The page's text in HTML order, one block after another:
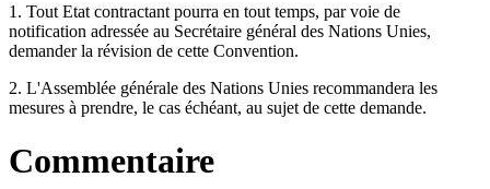
1. Tout Etat contractant pourra en tout temps, par voie de
notification adressée au Secrétaire général des Nations Unies,
demander la révision de cette Convention.
2. L'Assemblée générale des Nations Unies recommandera les
mesures à prendre, le cas échéant, au sujet de cette demande.
Commentaire